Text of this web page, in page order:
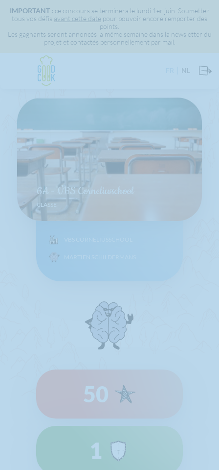
IMPORTANT : ce concours se terminera le lundi 1er juin. Soumettez
tous vos défis avant cette date pour pouvoir encore remporter des
points.
Les gagnants seront annoncés la même semaine dans la newsletter du
projet et contactés personnellement par mail.
NL
6A - VBS Corneliusschool
CLASSE
MARTIEN SCHILDERMANS
50
1